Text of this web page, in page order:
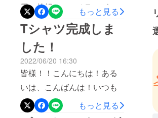
用の特報&amp;チラシが公
開されました！！しかも！
なんと！あの「シン・ゴジ
ラ」や「シン・ウルトラマ
ン」などを手掛ける樋口真
嗣監督からも応援コメント
も頂きました！まだまだ応
援コメント届いております
もっと見る
Tシャツ完成しま
した！
2022/06/20 16:30
皆様！！こんにちは！ある
いは、こんばんは！いつも
うるさいスタッフSです！！
リターンのTシャツが完成い
もっと見る